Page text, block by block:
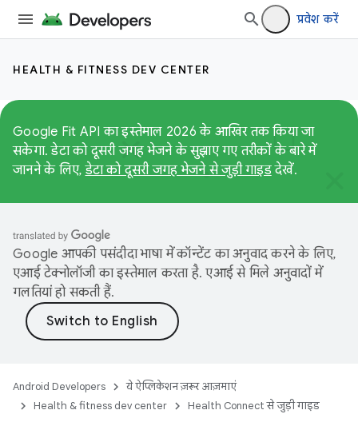
प्रवेश करें
HEALTH & FITNESS DEV CENTER
Google Fit API का इस्तेमाल 2026 के आखिर तक किया जा
सकेगा. डेटा को दूसरी जगह भेजने के सुझाए गए तरीकों के बारे में
जानने के लिए,डेटा को दूसरी जगह भेजने से जुड़ी गाइडदेखें.
Google आपकी पसंदीदा भाषा में कॉन्टेंट का अनुवाद करने के लिए,
एआई टेक्नोलॉजी का इस्तेमाल करता है. एआई से मिले अनुवादों में
गलतियां हो सकती हैं.
Android Developers
ये ऐप्लिकेशन ज़रूर आज़माएं
Health & fitness dev center
Health Connect से जुड़ी गाइड